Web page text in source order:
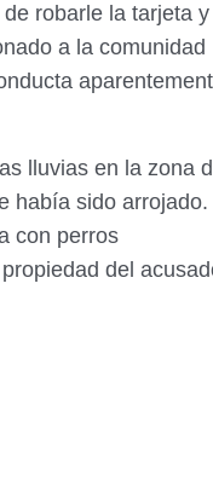
robarle la tarjeta y
a la comunidad
lluvias en la zona
había sido arrojado.
con perros
del